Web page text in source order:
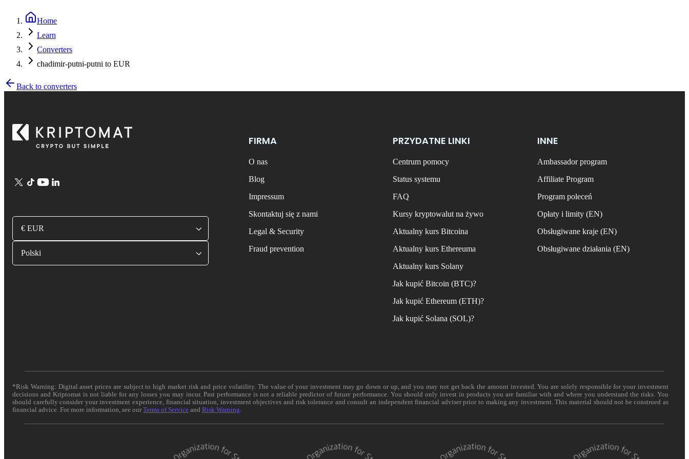
Home
Learn
Converters
chadimir-putni-putni to EUR
Back to converters
€ EUR
Polski
FIRMA
O nas
Blog
Impressum
Skontaktuj się z nami
Legal & Security
Fraud prevention
PRZYDATNE LINKI
Centrum pomocy
Status systemu
FAQ
Kursy kryptowalut na żywo
Aktualny kurs Bitcoina
Aktualny kurs Ethereuma
Aktualny kurs Solany
Jak kupić Bitcoin (BTC)?
Jak kupić Ethereum (ETH)?
Jak kupić Solana (SOL)?
INNE
Ambassador program
Affiliate Program
Program poleceń
Opłaty i limity (EN)
Obsługiwane kraje (EN)
Obsługiwane działania (EN)
*Risk Warning: Digital asset prices are subject to high market risk and price volatility. The value of your investment may go down or up, and you may not get back the amount invested. You are solely responsible for your investment
decisions and Kriptomat is not liable for any losses you may incur. Past performance is not a reliable predictor of future performance. You should only invest in products you are familiar with and where you understand the risks. You
should carefully consider your investment experience, financial situation, investment objectives and risk tolerance and consult an independent financial adviser prior to making any investment. This material should not be construed as
financial advice. For more information, see ourTerms of Service and Risk Warning